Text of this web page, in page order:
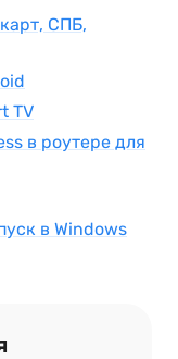
СПБ,
TV
в роутере для
в Windows